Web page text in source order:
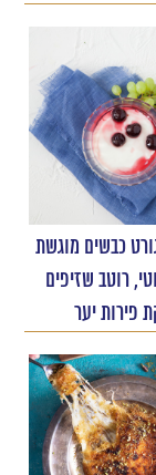
כבשים מוגשת
רוטב שזיפים
פירות יער